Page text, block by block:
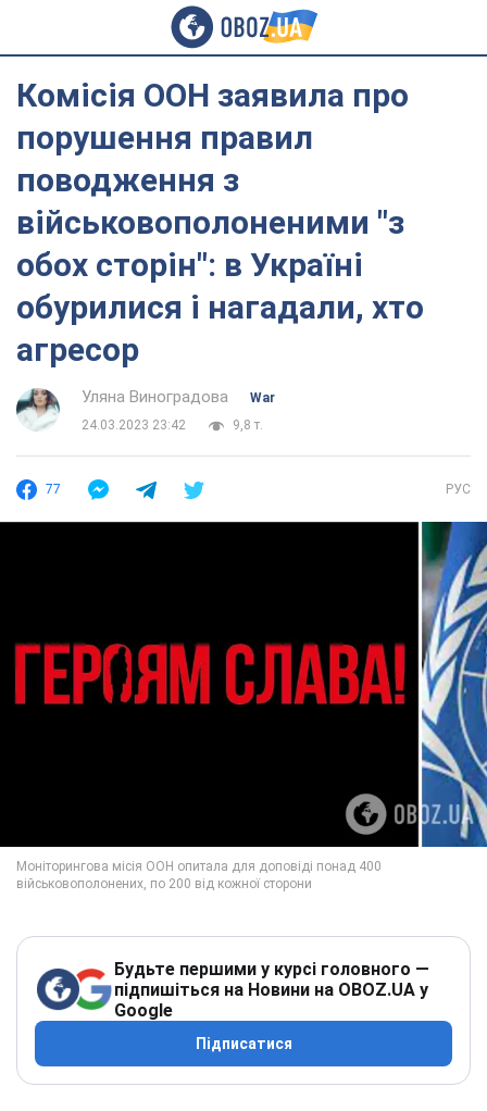
Комісія ООН заявила про
порушення правил
поводження з
військовополоненими "з
обох сторін": в Україні
обурилися і нагадали, хто
агресор
Уляна Виноградова
War
24.03.2023 23:42
9,8 т.
77 РУС
Будьте першими у курсі головного —
підпишіться на Новини на OBOZ.UA у
Google
Підписатися